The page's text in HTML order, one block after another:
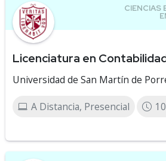
Licenciatura en
Universidad de San Martín de
A Distancia, Presencial